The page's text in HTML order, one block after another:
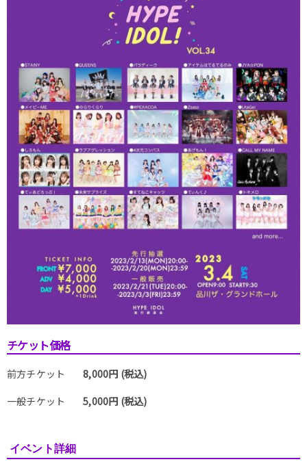
チケット価格
前方チケット
8,000円 (税込)
一般チケット
5,000円 (税込)
イベント詳細